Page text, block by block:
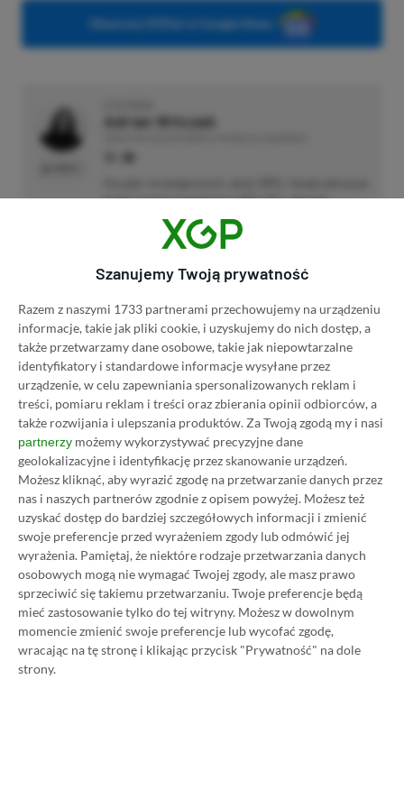
Szanujemy Twoją prywatność
Razem z naszymi 1733 partnerami przechowujemy na urządzeniu
informacje, takie jak pliki cookie, i uzyskujemy do nich dostęp, a
także przetwarzamy dane osobowe, takie jak niepowtarzalne
identyfikatory i standardowe informacje wysyłane przez
urządzenie, w celu zapewniania spersonalizowanych reklam i
treści, pomiaru reklam i treści oraz zbierania opinii odbiorców, a
także rozwijania i ulepszania produktów. Za Twoją zgodą my i nasi
partnerzy możemy wykorzystywać precyzyjne dane
geolokalizacyjne i identyfikację przez skanowanie urządzeń.
Możesz kliknąć, aby wyrazić zgodę na przetwarzanie danych przez
nas i naszych partnerów zgodnie z opisem powyżej. Możesz też
uzyskać dostęp do bardziej szczegółowych informacji i zmienić
swoje preferencje przed wyrażeniem zgody lub odmówić jej
wyrażenia. Pamiętaj, że niektóre rodzaje przetwarzania danych
osobowych mogą nie wymagać Twojej zgody, ale masz prawo
sprzeciwić się takiemu przetwarzaniu. Twoje preferencje będą
mieć zastosowanie tylko do tej witryny. Możesz w dowolnym
momencie zmienić swoje preferencje lub wycofać zgodę,
wracając na tę stronę i klikając przycisk "Prywatność" na dole
strony.
Obserwuj XGP.pl w Google News
Adrian Witczak
kroki z grami stawiał przy PS2 i PC, obecnie
preferuje bardziej platformy "Zielonych".
Liczba wpisów:3358(w redakcji od
TAGI: XBOX STORE
Zastanawiasz się nad zakupem subskrypcji
Xbox Game Pass Ultimate? Skorzystaj z
naszych poradników i oszczędź nawet 80%
ceny!
SPOSOBY NA XBOX GAME PASS ULTIMATE
DO 80% TANIEJ (Z VPN-EM)
3 MIESIĄCE XBOX GAME PASS ULTIMATE
ZA 160 ZŁ (BEZ VPN – Z ZAMIAST 345 ZŁ)